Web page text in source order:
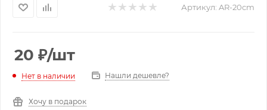
Артикул: AR-20cm
20 ₽/шт
Нет в наличии Нашли дешевле?
Хочу в подарок